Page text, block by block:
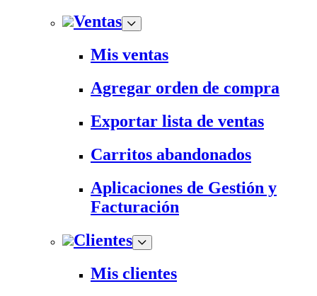
Ventas
Mis ventas
Agregar orden de compra
Exportar lista de ventas
Carritos abandonados
Aplicaciones de Gestión y
Facturación
Clientes
Mis clientes